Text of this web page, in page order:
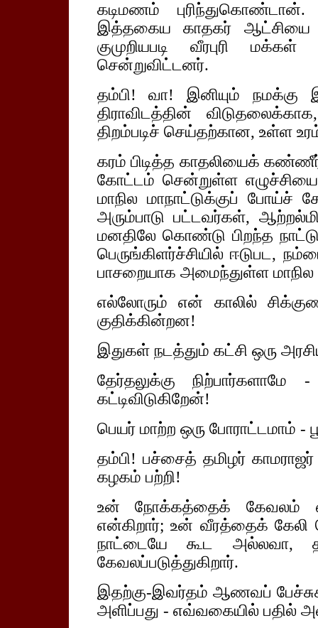
கடிமணம்
இத்தகைய காதகர்
குமுறியபடி வீரபுரி
சென்றுவிட்டனர்.
தம்பி! வா! இனியும்
திராவிடத்தின்
திறம்படிச் செய்தற்கான, உள்ள
கரம் பிடித்த காதலியைக் கண்ணீர்
கோட்டம் சென்றுள்ள
மாநில மாநாட்டுக்குப் போய்ச்
அரும்பாடு பட்டவர்கள்,
மனதிலே கொண்டு பிறந்த
பெருங்கிளர்ச்சியில் ஈடுபட,
பாசறையாக அமைந்துள்ள மாநில
எல்லோரும் என் காலில்
குதிக்கின்றன!
இதுகள் நடத்தும் கட்சி ஒரு
தேர்தலுக்கு
கட்டிவிடுகிறேன்!
பெயர் மாற்ற ஒரு போராட்டமாம் -
தம்பி! பச்சைத் தமிழர் காமராஜர்
கழகம் பற்றி!
உன் நோக்கத்தைக் கேவலம்
என்கிறார்; உன் வீரத்தைக் கேலி
நாட்டையே கூட அல்லவா,
கேவலப்படுத்துகிறார்.
இதற்கு-இவர்தம் ஆணவப்
அளிப்பது - எவ்வகையில் பதில்